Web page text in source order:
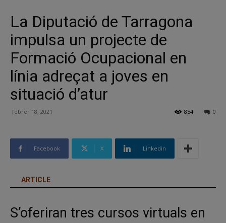
La Diputació de Tarragona
impulsa un projecte de
Formació Ocupacional en
línia adreçat a joves en
situació d’atur
febrer 18, 2021 0
854
Facebook X Linkedin
ARTICLE
S’oferiran tres cursos virtuals en